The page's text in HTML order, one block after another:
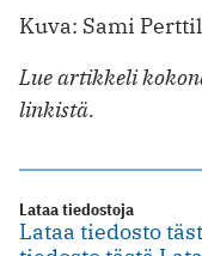
Kuva: Sami
Lue artikkeli
linkistä.
Lataa tiedostoja
Lataa tiedosto